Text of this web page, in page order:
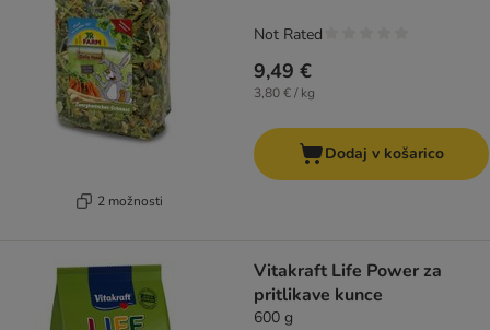
2 možnosti
9,49 €
3,80 € / kg
Not Rated
Dodaj v košarico
Vitakraft Life Power za
pritlikave kunce
600 g